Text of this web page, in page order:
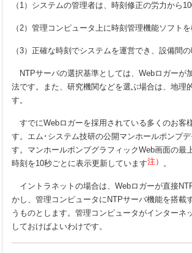
（1）システムの管理者は、時刻修正の労力から
（2）管理コンピュータ上に時刻管理機能ソフト
（3）正確な時刻でシステムを運営でき、設備間
NTPサーバの選択基準としては、Webロガーが
法です。また、研究機関などを選ぶ場合は、地理
す。
すでにWebロガーを採用されている多くのお客
す。エム･システム技研の公開マンホールポンプ
す。マンホールポンプグラフィックWeb画面の
時刻を10秒ごとに表示更新しています注） 。
イントラネットの場合は、Webロガーが直接
かし、管理コンピュータにNTPサーバ機能を搭載
うものとします。管理コンピュータがインター
しておけばよいわけです。